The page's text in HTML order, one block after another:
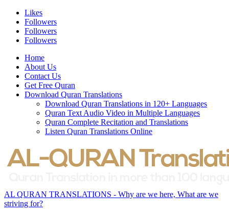
Likes
Followers
Followers
Followers
Home
About Us
Contact Us
Get Free Quran
Download Quran Translations
Download Quran Translations in 120+ Languages
Quran Text Audio Video in Multiple Languages
Quran Complete Recitation and Translations
Listen Quran Translations Online
AL QURAN TRANSLATIONS - Why are we here, What are we
striving for?